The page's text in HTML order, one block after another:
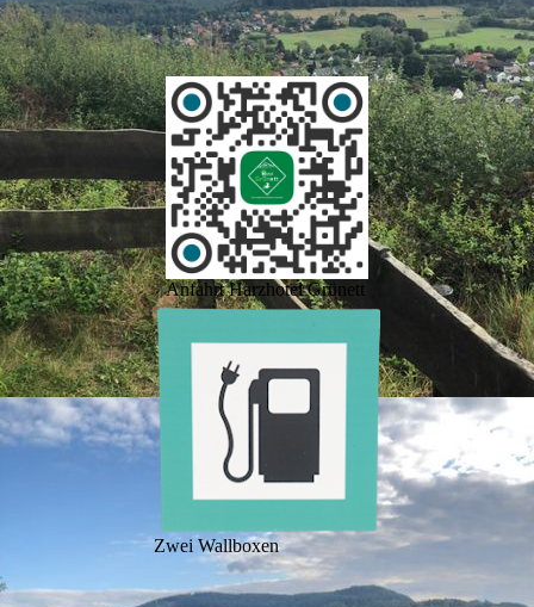
Anfahrt Harzhotel Grünett
Zwei Wallboxen